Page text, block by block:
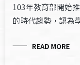
103年教育部開始
的時代趨勢，認為
READ MORE